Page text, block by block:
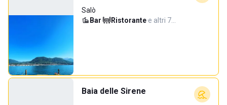
Salò
Bar· Ristorante·e altri 7…
Baia delle Sirene